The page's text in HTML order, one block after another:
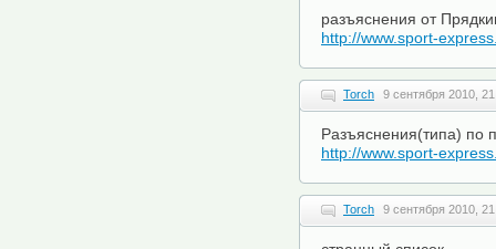
разъяснения от
http://www.sport-
Torch 9 сентября 2010,
Разъяснения(типа) по
http://www.sport-
Torch 9 сентября 2010,